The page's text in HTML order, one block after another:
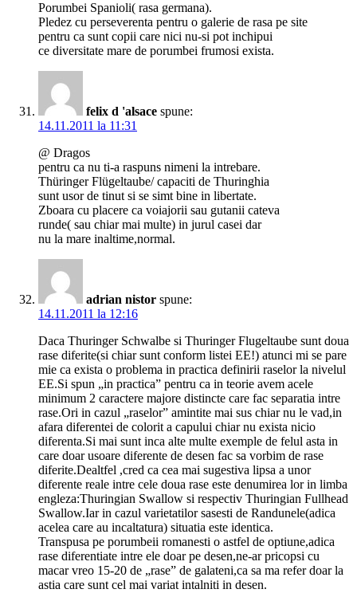
Porumbei Spanioli( rasa germana).
Pledez cu perseverenta pentru o galerie de rasa pe site
pentru ca sunt copii care nici nu-si pot inchipui
ce diversitate mare de porumbei frumosi exista.
felix d 'alsace spune:
14.11.2011 la 11:31
@ Dragos
pentru ca nu ti-a raspuns nimeni la intrebare.
Thüringer Flügeltaube/ capaciti de Thuringhia
sunt usor de tinut si se simt bine in libertate.
Zboara cu placere ca voiajorii sau gutanii cateva
runde( sau chiar mai multe) in jurul casei dar
nu la mare inaltime,normal.
adrian nistor spune:
14.11.2011 la 12:16
Daca Thuringer Schwalbe si Thuringer Flugeltaube sunt doua
rase diferite(si chiar sunt conform listei EE!) atunci mi se pare
mie ca exista o problema in practica definirii raselor la nivelul
EE.Si spun „in practica” pentru ca in teorie avem acele
minimum 2 caractere majore distincte care fac separatia intre
rase.Ori in cazul „raselor” amintite mai sus chiar nu le vad,in
afara diferentei de colorit a capului chiar nu exista nicio
diferenta.Si mai sunt inca alte multe exemple de felul asta in
care doar usoare diferente de desen fac sa vorbim de rase
diferite.Dealtfel ,cred ca cea mai sugestiva lipsa a unor
diferente reale intre cele doua rase este denumirea lor in limba
engleza:Thuringian Swallow si respectiv Thuringian Fullhead
Swallow.Iar in cazul varietatilor sasesti de Randunele(adica
acelea care au incaltatura) situatia este identica.
Transpusa pe porumbeii romanesti o astfel de optiune,adica
rase diferentiate intre ele doar pe desen,ne-ar pricopsi cu
macar vreo 15-20 de „rase” de galateni,ca sa ma refer doar la
astia care sunt cel mai variat intalniti in desen.